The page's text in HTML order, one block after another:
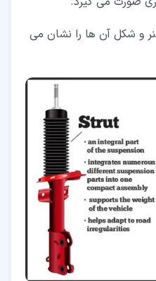
و شکل آن ها را نشان می